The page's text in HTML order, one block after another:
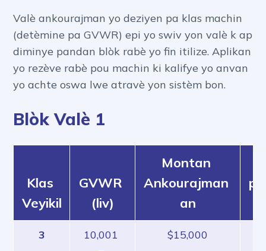
Valè ankourajman yo deziyen pa klas machin
(detèmine pa GVWR) epi yo swiv yon valè k ap
diminye pandan blòk rabè yo fin itilize. Aplikan
yo rezève rabè pou machin ki kalifye yo anvan
yo achte oswa lwe atravè yon sistèm bon.
Blòk Valè 1
Klas
Veyikil
GVWR
(liv)
Montan
Ankourajman
an
3
10,001
$15,000